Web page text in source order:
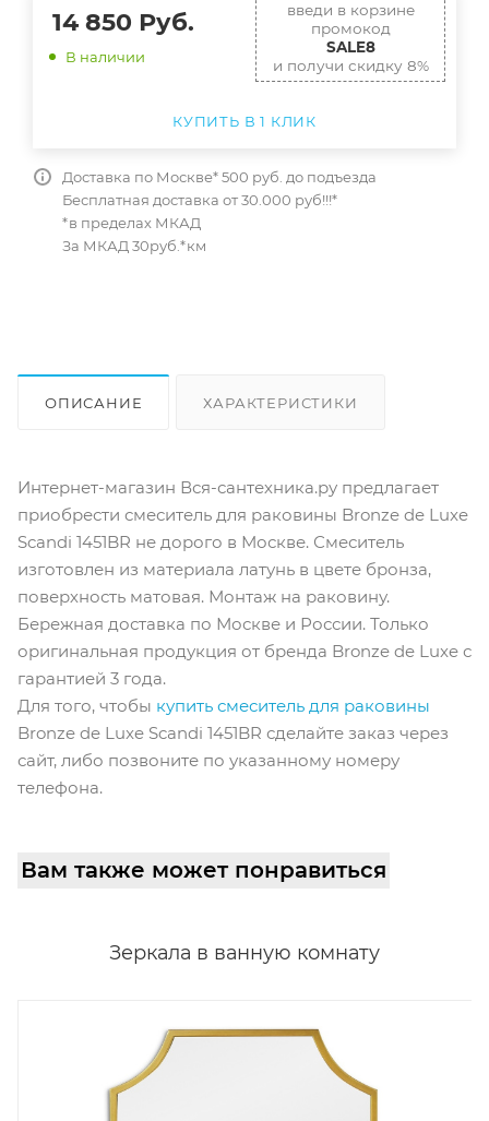
14 850 Руб.
В наличии
введи в корзине
промокод
SALE8
и получи скидку 8%
КУПИТЬ В 1 КЛИК
Доставка по Москве* 500 руб. до подъезда
Бесплатная доставка от 30.000 руб!!!*
*в пределах МКАД
За МКАД 30руб.*км
ОПИСАНИЕ ХАРАКТЕРИСТИКИ
Интернет-магазин Вся-сантехника.ру предлагает
приобрести смеситель для раковины Bronze de Luxe
Scandi 1451BR не дорого в Москве. Смеситель
изготовлен из материала латунь в цвете бронза,
поверхность матовая. Монтаж на раковину.
Бережная доставка по Москве и России. Только
оригинальная продукция от бренда Bronze de Luxe с
гарантией 3 года.
Для того, чтобы купить смеситель для раковины
Bronze de Luxe Scandi 1451BR сделайте заказ через
сайт, либо позвоните по указанному номеру
телефона.
Вам также может понравиться
Зеркала в ванную комнату